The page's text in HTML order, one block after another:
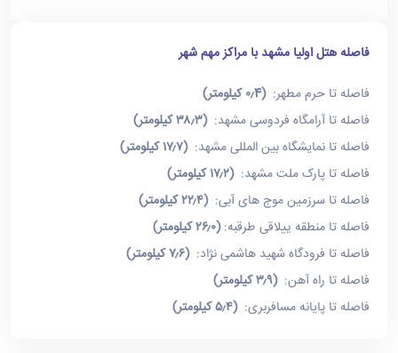
فاصله هتل اولیا مشهد با مراکز مهم شهر
فاصله تا حرم مطهر:(۰٫4 کیلومتر)
فاصله تا آرامگاه فردوسی مشهد:(۳۸٫۳ کیلومتر)
فاصله تا نمایشگاه بین المللی مشهد:(۱۷٫۷ کیلومتر)
فاصله تا پارک ملت مشهد:(۱۷٫۲ کیلومتر)
فاصله تا سرزمین موج های آبی:(۲۲٫۴ کیلومتر)
فاصله تا منطقه ییلاقی طرقبه:(۲۶٫۰ کیلومتر)
فاصله تا فرودگاه شهید هاشمی نژاد:(۷٫۶ کیلومتر)
فاصله تا راه آهن:(۳٫۹ کیلومتر)
فاصله تا پایانه مسافربری:(۵٫۴ کیلومتر)